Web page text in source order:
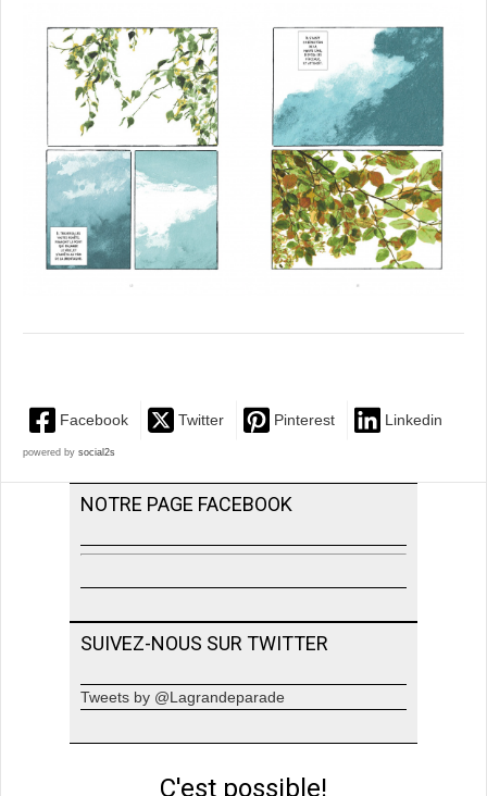
Facebook Twitter Pinterest Linkedin
powered by social2s
NOTRE PAGE FACEBOOK
SUIVEZ-NOUS SUR TWITTER
Tweets by @Lagrandeparade
C'est possible!